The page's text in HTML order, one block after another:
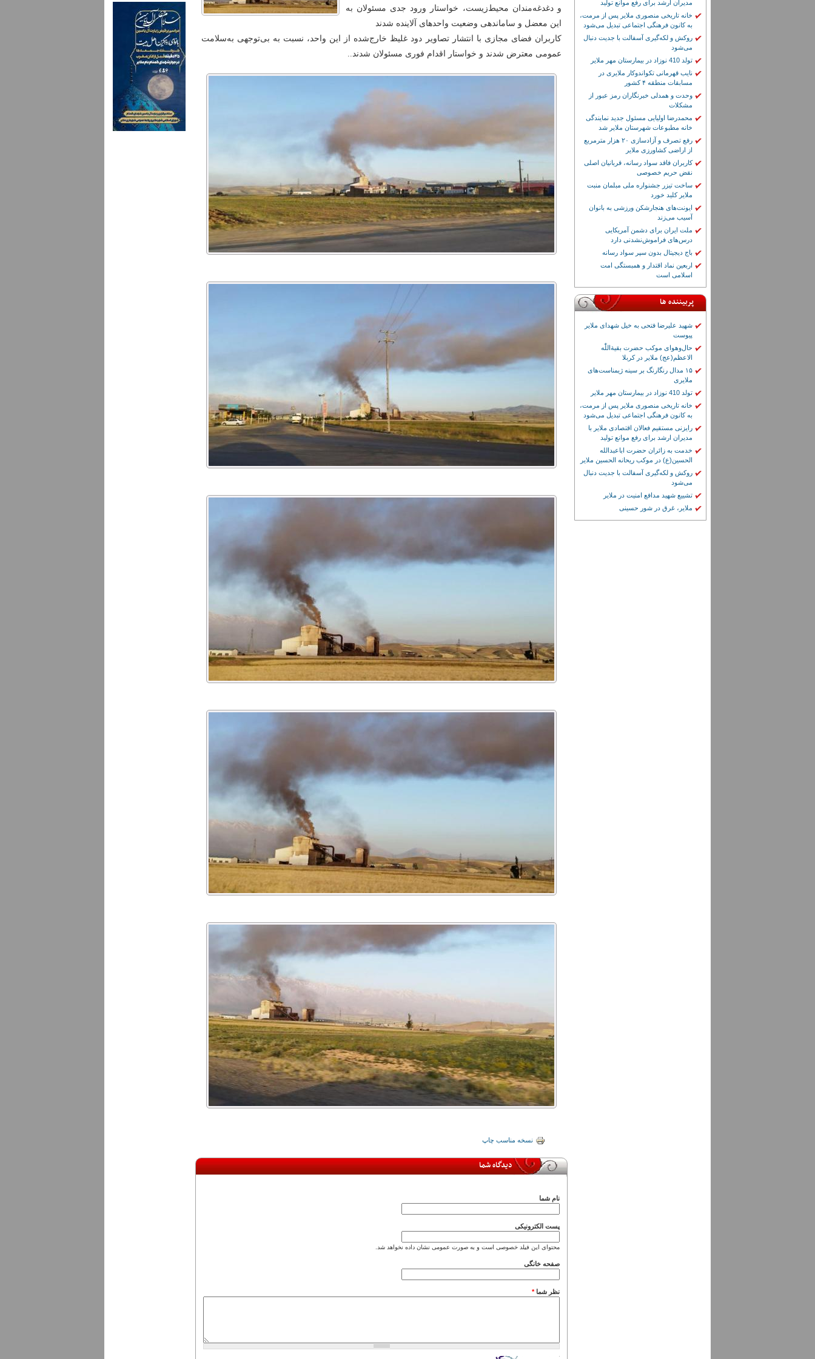
و دغدغه‌مندان محیط‌زیست، خواستار ورود جدی مسئولان به
این معضل و ساماندهی وضعیت واحدهای آلاینده شدند
کاربران فضای مجازی با انتشار تصاویر دود غلیظ خارج‌شده از این واحد، نسبت به بی‌توجهی به‌سلامت
عمومی معترض شدند و خواستار اقدام فوری مسئولان شدند
نسخه مناسب چاپ
دیدگاه شما
نام شما
پست الکترونیکی
محتوای این فیلد خصوصی است و به صورت عمومی نشان داده نخواهد شد.
صفحه خانگی
نظر شما*
مدیران ارشد برای رفع موانع تولید
خانه تاریخی منصوری ملایر پس از مرمت،
به کانون فرهنگی اجتماعی تبدیل می‌شود
روکش و لکه‌گیری آسفالت با جدیت دنبال
می‌شود
تولد 410 نوزاد در بیمارستان مهر ملایر
نایب قهرمانی تکواندوکار ملایری در
مسابقات منطقه ۴ کشور
وحدت و همدلی خبرنگاران رمز عبور از
مشکلات
محمدرضا اولیایی مسئول جدید نمایندگی
خانه مطبوعات شهرستان ملایر شد
رفع تصرف و آزادسازی ۲۰ هزار مترمربع
از اراضی کشاورزی ملایر
کاربران فاقد سواد رسانه، قربانیان اصلی
نقض حریم خصوصی
ساخت تیزر جشنواره ملی مبلمان منبت
ملایر کلید خورد
ایونت‌های هنجارشکن ورزشی به بانوان
آسیب می‌زند
ملت ایران برای دشمن آمریکایی
درس‌های فراموش‌نشدنی دارد
باج دیجیتال بدون سپر سواد رسانه
اربعین نماد اقتدار و همبستگی امت
اسلامی است
پربیننده ها
شهید علیرضا فتحی به خیل شهدای ملایر
پیوست
حال‌وهوای موکب حضرت بقیة‌اللّٰه
الاعظم(عج) ملایر در کربلا
۱۵ مدال رنگارنگ بر سینه ژیمناست‌های
ملایری
تولد 410 نوزاد در بیمارستان مهر ملایر
خانه تاریخی منصوری ملایر پس از مرمت،
به کانون فرهنگی اجتماعی تبدیل می‌شود
رایزنی مستقیم فعالان اقتصادی ملایر با
مدیران ارشد برای رفع موانع تولید
خدمت به زائران حضرت اباعبدالله
الحسین(ع) در موکب ریحانه الحسین ملایر
روکش و لکه‌گیری آسفالت با جدیت دنبال
می‌شود
تشییع شهید مدافع امنیت در ملایر
ملایر، غرق در شور حسینی